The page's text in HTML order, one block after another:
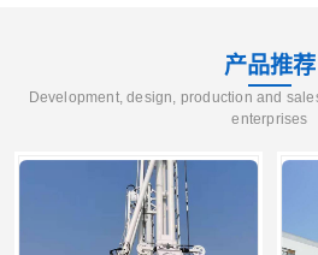
产品推荐
Development, design, production and
enterprises